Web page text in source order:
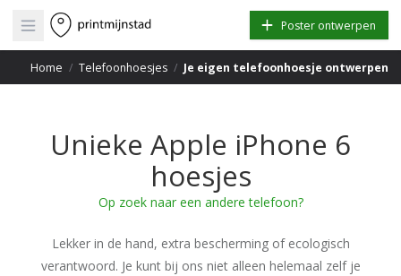
Open main menu Poster ontwerpen
Home / Telefoonhoesjes / Je eigen telefoonhoesje ontwerpen
Unieke Apple iPhone 6
hoesjes
Op zoek naar een andere telefoon?
Lekker in de hand, extra bescherming of ecologisch
verantwoord. Je kunt bij ons niet alleen helemaal zelf je